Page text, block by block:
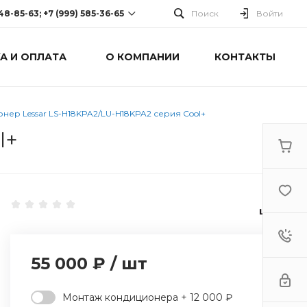
85-63; +7 (999) 585-36-65
63; +7 (999) 585-36-65
Поиск Войти
И ОПЛАТА О КОМПАНИИ КОНТАКТЫ
Lessar LS-H18KPA2/LU-H18KPA2 серия Cool+
55 000 ₽ / шт
Монтаж кондиционера + 12 000 ₽